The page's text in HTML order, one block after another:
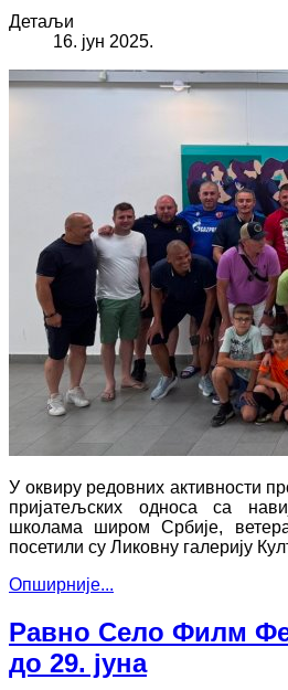
Детаљи
16. јун 2025.
У оквиру редовних активности
пријатељских односа са
школама широм Србије,
посетили су Ликовну галерију
Опширније...
Равно Село Филм
до 29. јуна